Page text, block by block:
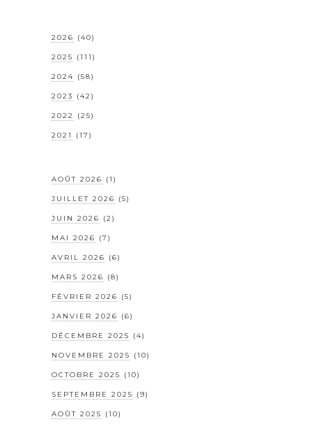
2026 (40)
2025 (111)
2024 (58)
2023 (42)
2022 (25)
2021 (17)
AOÛT 2026 (1)
JUILLET 2026 (5)
JUIN 2026 (2)
MAI 2026 (7)
AVRIL 2026 (6)
MARS 2026 (8)
FÉVRIER 2026 (5)
JANVIER 2026 (6)
DÉCEMBRE 2025 (4)
NOVEMBRE 2025 (10)
OCTOBRE 2025 (10)
SEPTEMBRE 2025 (9)
AOÛT 2025 (10)